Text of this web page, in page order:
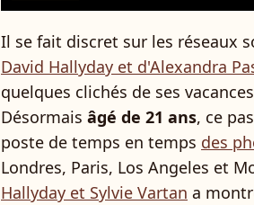
Il se fait discret sur les réseaux
David Hallyday et d'Alexandra
quelques clichés de ses
Désormais âgé de 21 ans, ce
poste de temps en temps des
Londres, Paris, Los Angeles et
Hallyday et Sylvie Vartan a